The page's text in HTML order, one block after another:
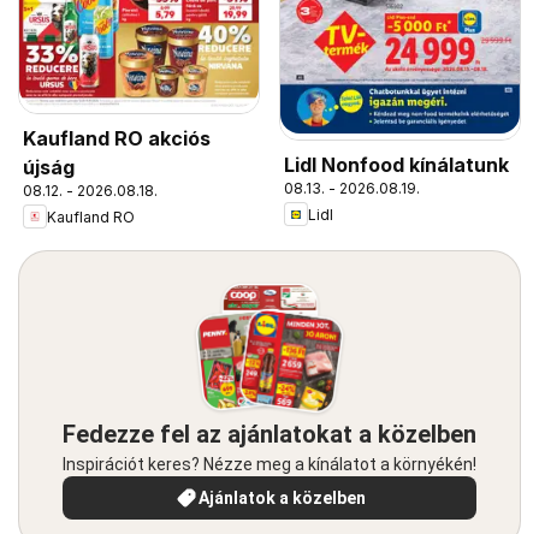
Kaufland RO akciós
újság
08.12. - 2026.08.18.
Kaufland RO
Lidl Nonfood kínálatunk
08.13. - 2026.08.19.
Lidl
Fedezze fel az ajánlatokat a közelben
Inspirációt keres? Nézze meg a kínálatot a környékén!
Ajánlatok a közelben